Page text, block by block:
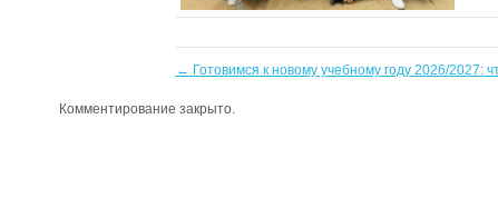
← Готовимся к новому учебному году 2026/2027:
Комментирование закрыто.